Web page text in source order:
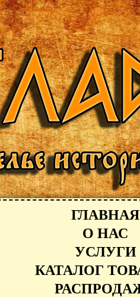
ГЛАВНАЯ
О НАС
УСЛУГИ
КАТАЛОГ